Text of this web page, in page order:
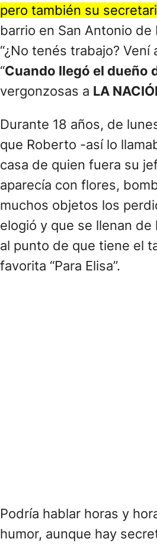
pero también su
barrio en San Antonio
“¿No tenés trabajo?
“Cuando llegó el dueño
vergonzosas a LA
Durante 18 años, de
que Roberto -así lo
casa de quien fuera su
aparecía con flores,
muchos objetos los
elogió y que se llenan de
al punto de que tiene el
favorita “Para Elisa”.
Podría hablar horas y
humor, aunque hay